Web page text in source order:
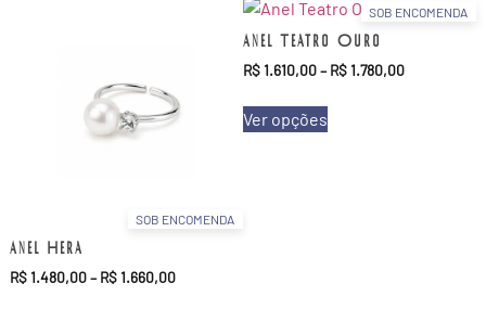
SOB ENCOMENDA
Anel Hera
R$ 1.480,00– R$ 1.660,00
SOB ENCOMENDA
Anel Teatro Ouro
R$ 1.610,00– R$ 1.780,00
Ver opções